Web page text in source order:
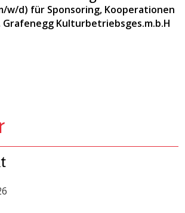
w/d) für Sponsoring, Kooperationen
Grafenegg Kulturbetriebsges.m.b.H